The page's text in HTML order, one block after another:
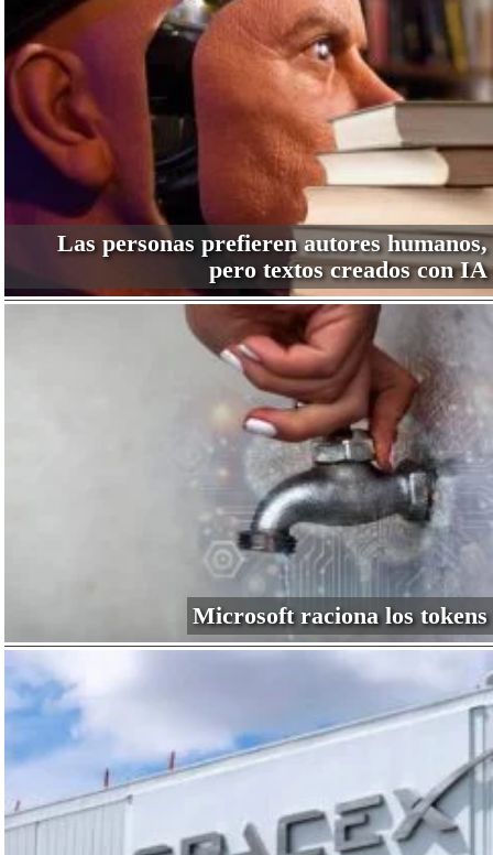
Las personas prefieren autores humanos,
pero textos creados con IA
Microsoft raciona los tokens